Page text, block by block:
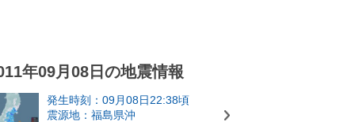
年09月08日の地震情報
発生時刻：09月08日22:38頃
震源地：福島県沖